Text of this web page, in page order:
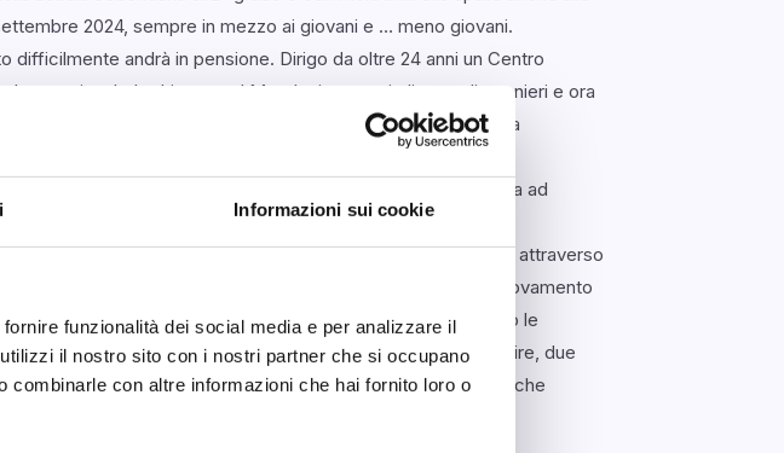
Informazioni sui cookie
funzionalità dei social media e per analizzare il
il nostro sito con i nostri partner che si occupano
combinarle con altre informazioni che hai fornito loro o
2024, sempre in mezzo ai giovani e … meno giovani.
difficilmente andrà in pensione. Dirigo da oltre 24 anni un Centro
Internazionale Le Lingue nel Mondo, insegno italiano agli stranieri e ora
San Domenico presso UniDolomiti. Mi sono sempre divertita
vanno per me a braccetto, la mia casa ha accolto e continua ad
nello spirito di accoglienza e amicizia.
di continuare a nutrirmi e nutrire molti docenti in Italia sia attraverso
Amo la natura e gli animali, fonti di ispirazione e rinnovamento
e sperimentare. Così come in cucina, anche nel lavoro le
soddisfazioni e qualche ciambelle senza buco. Gioire e soffrire, due
Aiutare le persone a cercare ed accogliere le potenzialità che
preziosi sempre … mi ha sempre dato molto.